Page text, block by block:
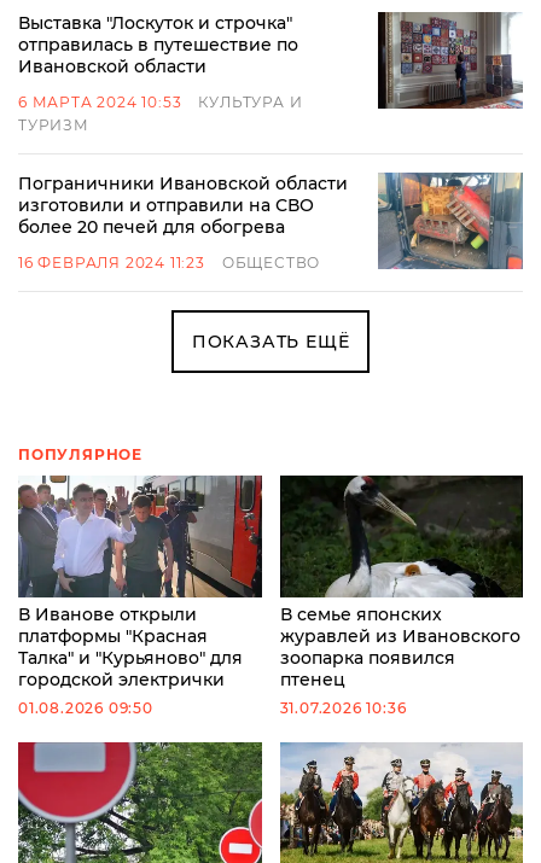
Выставка "Лоскуток и строчка"
отправилась в путешествие по
Ивановской области
6 МАРТА 2024 10:53
КУЛЬТУРА И
ТУРИЗМ
Пограничники Ивановской области
изготовили и отправили на СВО
более 20 печей для обогрева
16 ФЕВРАЛЯ 2024 11:23 ОБЩЕСТВО
ПОКАЗАТЬ ЕЩЁ
ПОПУЛЯРНОЕ
В Иванове открыли
платформы "Красная
Талка" и "Курьяново" для
городской электрички
01.08.2026 09:50
В семье японских
журавлей из Ивановского
зоопарка появился
птенец
31.07.2026 10:36